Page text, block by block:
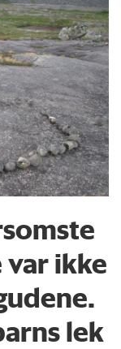
ikke
lek